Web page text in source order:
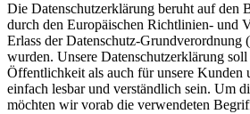
Die Datenschutzerklärung beruht auf den
durch den Europäischen Richtlinien- und
Erlass der Datenschutz-
wurden. Unsere Datenschutzerklärung
Öffentlichkeit als auch für unsere Kunden
einfach lesbar und verständlich sein. Um
möchten wir vorab die verwendeten